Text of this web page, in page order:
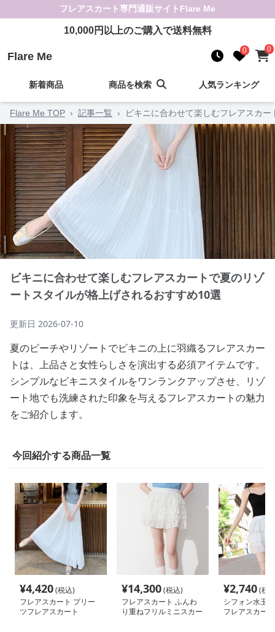
フレアスカート専門通販サイト Flare Me
10,000円以上のご購入で送料無料
Flare Me 0 0
新着商品 商品を検索 人気ランキング
Flare Me TOP › 記事一覧 › ビキニに合わせて楽しむフレアスカ
ビキニに合わせて楽しむフレアスカートで夏のリゾ
ートスタイルが格上げされるおすすめ10選
更新日 2026-07-10
夏のビーチやリゾートでビキニの上に羽織るフレアスカー
トは、上品さと女性らしさを演出する必須アイテムです。
シンプルなビキニスタイルをワンランクアップさせ、リゾ
ート地でも洗練された印象を与えるフレアスカートの魅力
をご紹介します。
今回紹介する商品一覧
¥4,420(税込)
フレアスカート プリー
ツフレアスカート
¥14,300(税込)
フレアスカート ふんわ
り重ねフリルミニスカー
¥2,740(税
シフォン水玉
フレアスカート